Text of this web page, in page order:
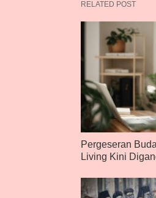
RELATED POST
Pergeseran
Living Kini